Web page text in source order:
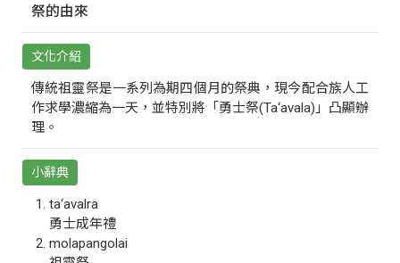
祭的由來
文化介紹
傳統祖靈祭是一系列為期四個月的祭典，現今配合族人工
作求學濃縮為一天，並特別將「勇士祭(Ta‘avala)」凸顯辦
理。
小辭典
ta‘avalra
勇士成年禮
molapangolai